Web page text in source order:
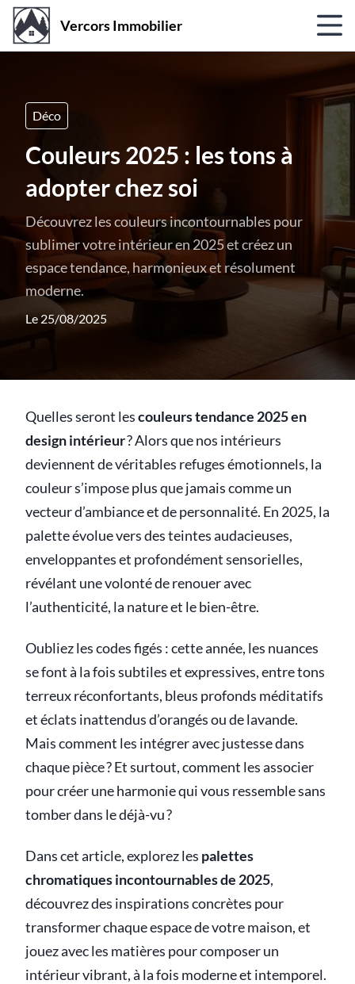
Vercors Immobilier
Déco
Couleurs 2025 : les tons à
adopter chez soi
Découvrez les couleurs incontournables pour
sublimer votre intérieur en 2025 et créez un
espace tendance, harmonieux et résolument
moderne.
Le 25/08/2025
Quelles seront lescouleurs tendance 2025 en
design intérieur? Alors que nos intérieurs
deviennent de véritables refuges émotionnels, la
couleur s’impose plus que jamais comme un
vecteur d’ambiance et de personnalité. En 2025, la
palette évolue vers des teintes audacieuses,
enveloppantes et profondément sensorielles,
révélant une volonté de renouer avec
l’authenticité, la nature et le bien-être.
Oubliez les codes figés : cette année, les nuances
se font à la fois subtiles et expressives, entre tons
terreux réconfortants, bleus profonds méditatifs
et éclats inattendus d’orangés ou de lavande.
Mais comment les intégrer avec justesse dans
chaque pièce ? Et surtout, comment les associer
pour créer une harmonie qui vous ressemble sans
tomber dans le déjà-vu ?
Dans cet article, explorez les palettes
chromatiques incontournables de 2025,
découvrez des inspirations concrètes pour
transformer chaque espace de votre maison, et
jouez avec les matières pour composer un
intérieur vibrant, à la fois moderne et intemporel.